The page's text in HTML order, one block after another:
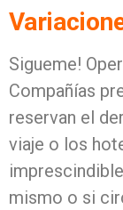
Sigueme!
Compañías
reservan el
viaje o los
mismo o si